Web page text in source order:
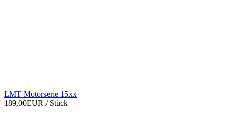
LMT Motorserie 15xx
189,00EUR / Stück